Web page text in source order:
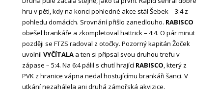
hru v pěti, kdy na konci pohledné akce stál Šebek – 3:4 z
pohledu domácích. Srovnání přišlo zanedlouho. RABISCO
obešel brankáře a zkompletoval hattrick – 4:4. O pár minut
později se FTZS radoval z otočky. Pozorný kapitán Žoček
uvolnil VYČÍTALAa ten si připsal svou druhou trefu v
zápase – 5:4. Na 6:4 pálil s chutí hrající RABISCO, který z
PVK z hranice vápna nedal hostujícímu brankáři šanci. V
utkání nezahálela ani druhá zámořská akvizice.